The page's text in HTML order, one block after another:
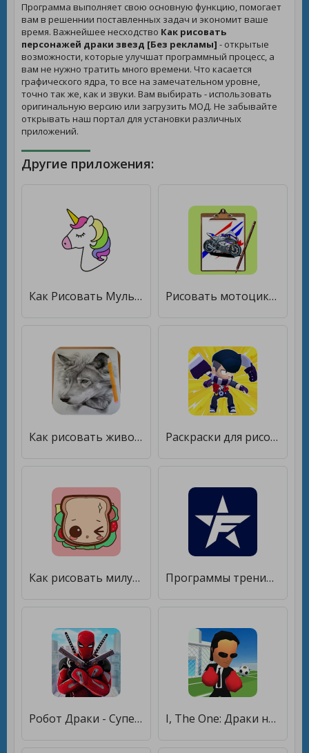
Программа выполняет свою основную функцию, помогает
вам в решеннии поставленных задач и экономит ваше
время. Важнейшее несходство Как рисовать
персонажей драки звезд [Без рекламы] - открытые
возможности, которые улучшат программный процесс, а
вам не нужно тратить много времени. Что касается
графического ядра, то все на замечательном уровне,
точно так же, как и звуки. Вам выбирать - использовать
оригинальную версию или загрузить МОД. Не забывайте
открывать наш портал для установки различных
приложений.
Другие приложения:
Как Рисовать Мультяшных Персонажей [Premium] Рисовать мотоцикл легко [Без рекламы]
Как рисовать животных [Без рекламы] Раскраски для рисования звезд драки [Полная версия]
Как рисовать милую еду, напитки пошагово, уроки [Без рекламы] Программы тренировок для зала от звёзд FitStars [Полная версия]
Робот Драки - Супергерои Драка [Много монет] I, The One: Драки на Выживание [Мод меню]